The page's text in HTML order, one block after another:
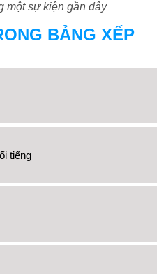
một sự kiện gần đây
BẢNG XẾP
tiếng